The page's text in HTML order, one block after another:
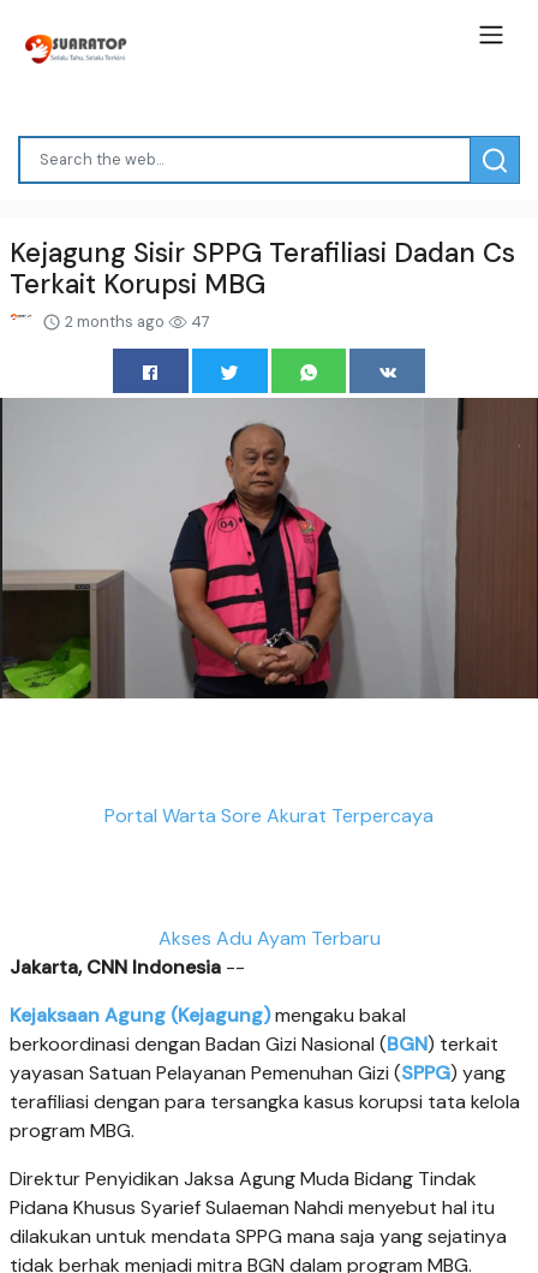
Kejagung Sisir SPPG Terafiliasi Dadan Cs
Terkait Korupsi MBG
2 months ago 47
Portal Warta Sore Akurat Terpercaya
Akses Adu Ayam Terbaru
Jakarta, CNN Indonesia --
Kejaksaan Agung (Kejagung)mengaku bakal
berkoordinasi dengan Badan Gizi Nasional (BGN) terkait
yayasan Satuan Pelayanan Pemenuhan Gizi (SPPG) yang
terafiliasi dengan para tersangka kasus korupsi tata kelola
program MBG.
Direktur Penyidikan Jaksa Agung Muda Bidang Tindak
Pidana Khusus Syarief Sulaeman Nahdi menyebut hal itu
dilakukan untuk mendata SPPG mana saja yang sejatinya
tidak berhak menjadi mitra BGN dalam program MBG.